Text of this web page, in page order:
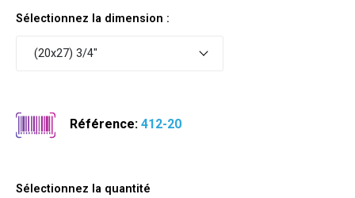
Sélectionnez la dimension :
(20x27) 3/4"
Référence:412-20
Sélectionnez la quantité